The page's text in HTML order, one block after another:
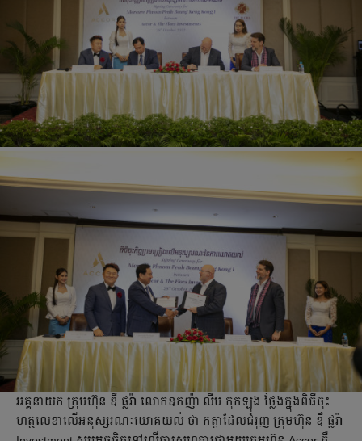
អគ្គនាយក ក្រុមហ៊ុន ឌឹ ផ្លរ៉ា លោកឧកញ៉ា លឹម កុកឡុង ថ្លែងក្នុងពិធីចុះ
ហត្ថលេខាលើអនុស្សរណៈយោគយល់ ថា កត្តាដែលជំរុញ ក្រុមហ៊ុន ឌឹ ផ្លរ៉ា